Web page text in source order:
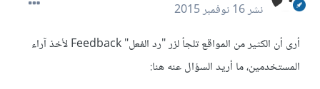
نشر16 نوفمبر 2015
أرى أن الكثير من المواقع تلجأ لزر "رد الفعل" Feedback لأخذ آراء
المستخدمين، ما أريد السؤال عنه هنا: